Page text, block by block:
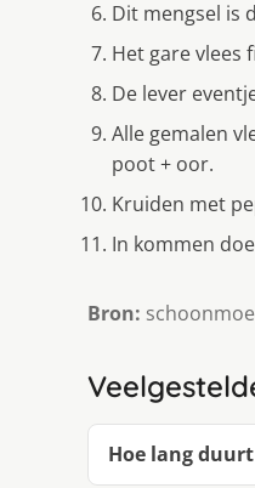
Dit mengsel is
Het gare vlees
De lever
Alle gemalen
poot + oor.
Kruiden met
In kommen
Bron:
Hoe lang